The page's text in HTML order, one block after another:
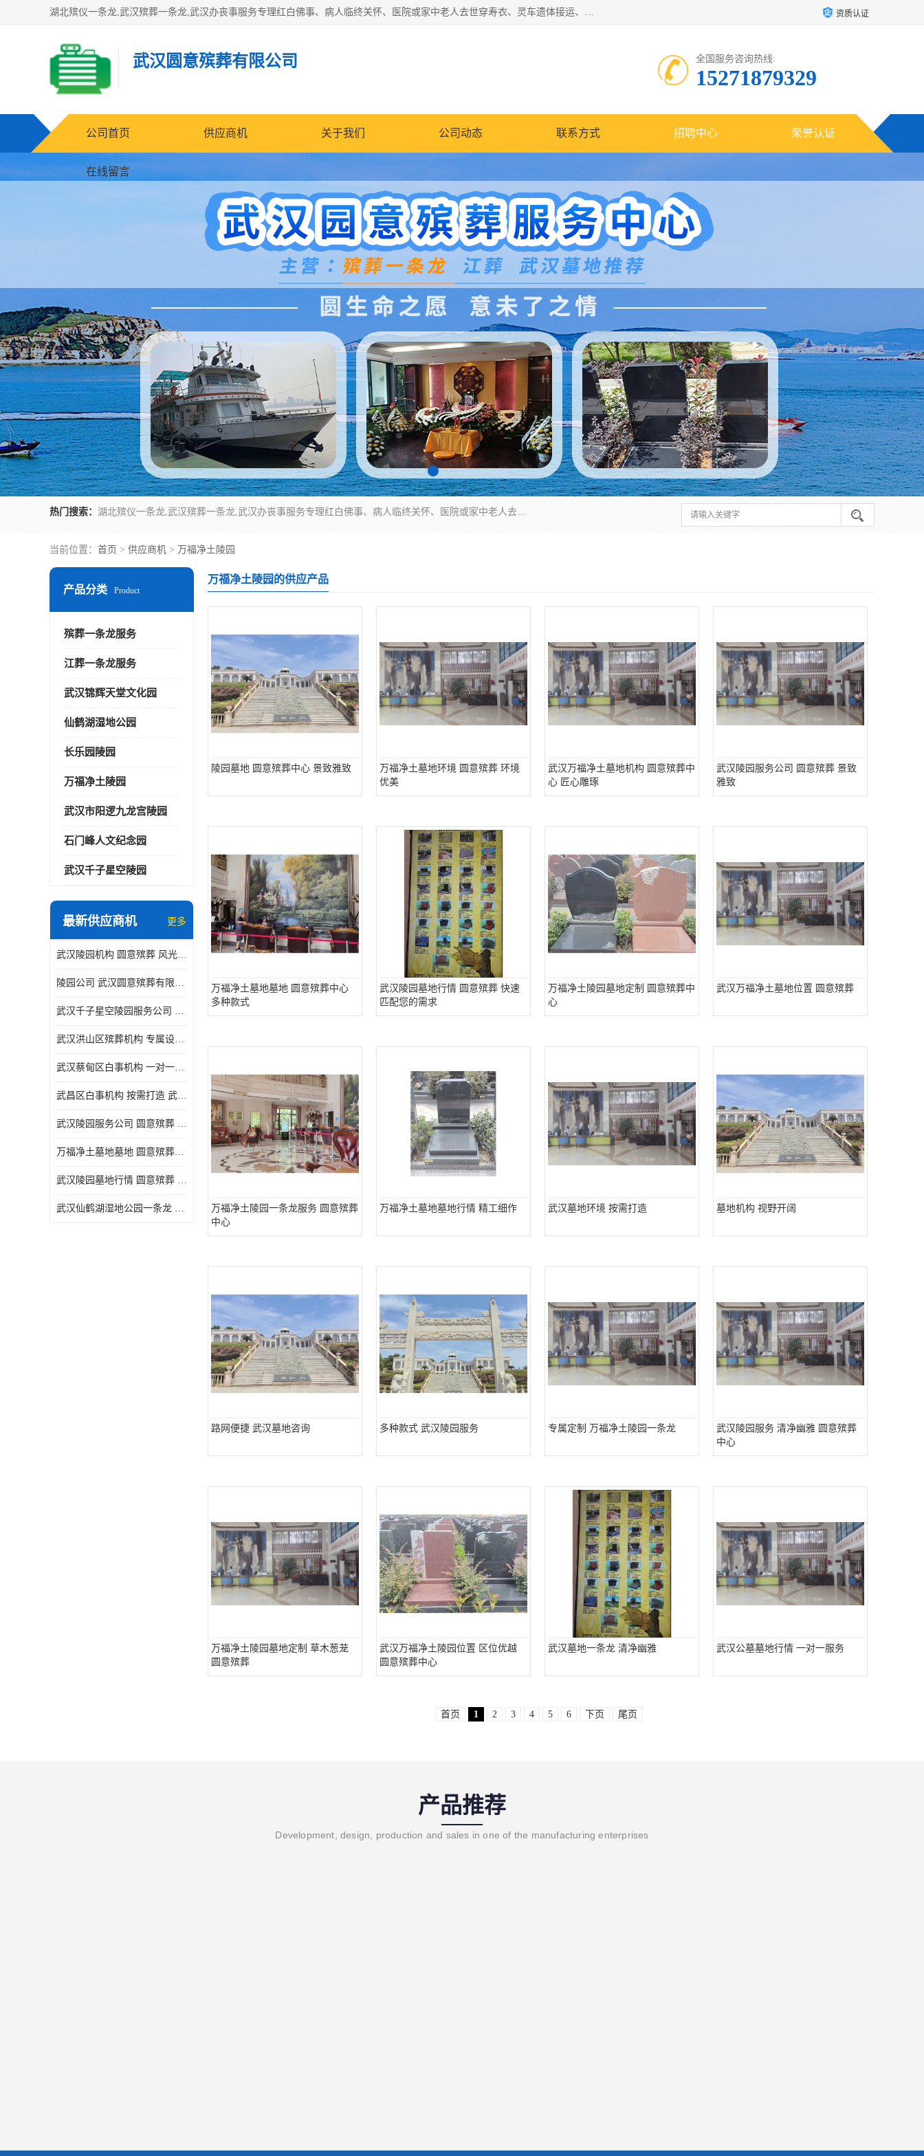
湖北殡仪一条龙,武汉殡葬一条龙,武汉办丧事服务专理红白佛事、病人临终关怀、医院或家中老人去世穿寿衣、灵车遗体接运、殡仪馆告别厅预约、办理火葬场手续、民俗丧事策划、遗体告别仪式、民俗礼仪服务、殡葬礼仪策划、陵园墓位导购、寺庙塔位择吉、往生功德策划、民俗功德策划、异地殡葬礼仪服务、异地骨灰接送返乡 资质认证
武汉圆意殡葬有限公司 全国服务咨询热线:
15271879329
公司首页 供应商机 关于我们 公司动态 联系方式 招聘中心 荣誉认证
在线留言
热门搜索： 湖北殡仪一条龙,武汉殡葬一条龙,武汉办丧事服务专理红白佛事、病人临终关怀、医院或家中老人去世穿寿衣、灵车遗体接运、殡仪馆告别厅预约、办理火葬场手续、民俗丧事策划、遗体告别仪式、民俗礼仪服务、殡葬礼仪策划、陵园墓位导购、寺庙塔位择吉、往生功德策划、民俗功德策划、异地殡葬礼仪服务、异地骨灰接送返乡
当前位置： 首页 > 供应商机 > 万福净土陵园
产品分类 Product
殡葬一条龙服务
江葬一条龙服务
武汉锦辉天堂文化园
仙鹤湖湿地公园
长乐园陵园
万福净土陵园
武汉市阳逻九龙宫陵园
石门峰人文纪念园
武汉千子星空陵园
最新供应商机 更多
武汉陵园机构 圆意殡葬 风光秀丽
陵园公司 武汉圆意殡葬有限公司 精工细作
武汉千子星空陵园服务公司 圆意殡葬中心 环境优美
武汉洪山区殡葬机构 专属设计 圆意殡葬中心
武汉蔡甸区白事机构 一对一服务 圆意殡葬
武昌区白事机构 按需打造 武汉圆意殡葬有限公司
武汉陵园服务公司 圆意殡葬 景致雅致
万福净土墓地墓地 圆意殡葬中心 多种款式
武汉陵园墓地行情 圆意殡葬 快速匹配您的需求
武汉仙鹤湖湿地公园一条龙 多种款式
万福净土陵园的供应产品
陵园墓地 圆意殡葬中心 景致雅致
万福净土墓地环境 圆意殡葬 环境
优美
武汉万福净土墓地机构 圆意殡葬中
心 匠心雕琢
武汉陵园服务公司 圆意殡葬 景致
雅致
万福净土墓地墓地 圆意殡葬中心
多种款式
武汉陵园墓地行情 圆意殡葬 快速
匹配您的需求
万福净土陵园墓地定制 圆意殡葬中
心
武汉万福净土墓地位置 圆意殡葬
万福净土陵园一条龙服务 圆意殡葬
中心
万福净土墓地墓地行情 精工细作 武汉墓地环境 按需打造 墓地机构 视野开阔
路网便捷 武汉墓地咨询 多种款式 武汉陵园服务 专属定制 万福净土陵园一条龙
武汉陵园服务 清净幽雅 圆意殡葬
中心
万福净土陵园墓地定制 草木葱茏
圆意殡葬
武汉万福净土陵园位置 区位优越
圆意殡葬中心
武汉墓地一条龙 清净幽雅 武汉公墓墓地行情 一对一服务
首页 1 2 3 4 5 6 下页 尾页
产品推荐
Development, design, production and sales in one of the manufacturing enterprises